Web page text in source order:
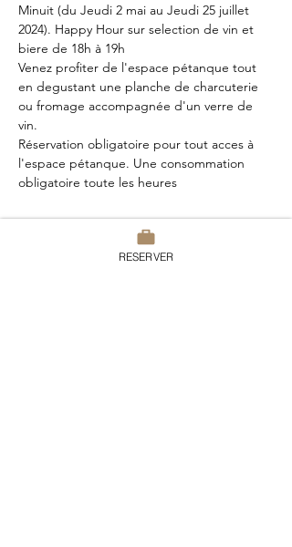
Minuit (du Jeudi 2 mai au Jeudi 25 juillet
2024). Happy Hour sur selection de vin et
biere de 18h à 19h
Venez profiter de l'espace pétanque tout
en degustant une planche de charcuterie
ou fromage accompagnée d'un verre de
vin.
Réservation obligatoire pour tout acces à
l'espace pétanque. Une consommation
obligatoire toute les heures
RESERVER